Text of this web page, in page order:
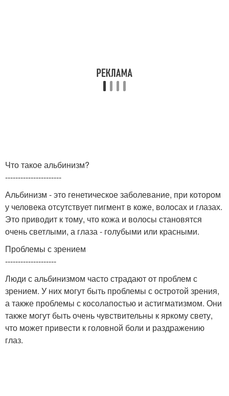
Что такое альбинизм?
----------------------
Альбинизм - это генетическое заболевание, при котором
у человека отсутствует пигмент в коже, волосах и глазах.
Это приводит к тому, что кожа и волосы становятся
очень светлыми, а глаза - голубыми или красными.
Проблемы с зрением
--------------------
Люди с альбинизмом часто страдают от проблем с
зрением. У них могут быть проблемы с остротой зрения,
а также проблемы с косолапостью и астигматизмом. Они
также могут быть очень чувствительны к яркому свету,
что может привести к головной боли и раздражению
глаз.